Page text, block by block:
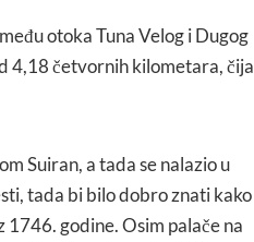
otoka Tuna Velog i Dugog
4,18 četvornih kilometara, čija
Suiran, a tada se nalazio u
tada bi bilo dobro znati kako
1746. godine. Osim palače na